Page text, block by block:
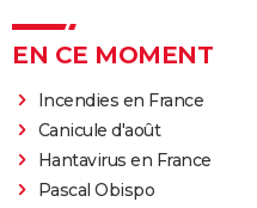
EN CE MOMENT
Incendies en France
Canicule d'août
Hantavirus en France
Pascal Obispo